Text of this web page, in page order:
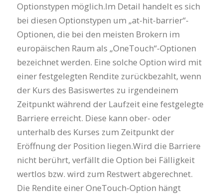
Optionstypen möglich.Im Detail handelt es sich
bei diesen Optionstypen um „at-hit-barrier“-
Optionen, die bei den meisten Brokern im
europäischen Raum als „OneTouch“-Optionen
bezeichnet werden. Eine solche Option wird mit
einer festgelegten Rendite zurückbezahlt, wenn
der Kurs des Basiswertes zu irgendeinem
Zeitpunkt während der Laufzeit eine festgelegte
Barriere erreicht. Diese kann ober- oder
unterhalb des Kurses zum Zeitpunkt der
Eröffnung der Position liegen.Wird die Barriere
nicht berührt, verfällt die Option bei Fälligkeit
wertlos bzw. wird zum Restwert abgerechnet.
Die Rendite einer OneTouch-Option hängt